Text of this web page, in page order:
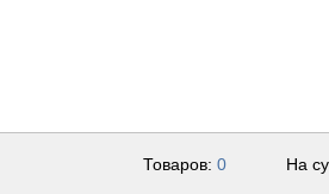
Товаров: 0 На